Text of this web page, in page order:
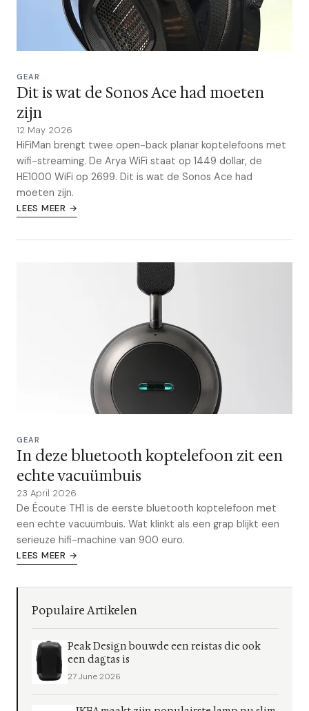
GEAR
Dit is wat de Sonos Ace had moeten
zijn
12 May 2026
HiFiMan brengt twee open-back planar koptelefoons met
wifi-streaming. De Arya WiFi staat op 1449 dollar, de
HE1000 WiFi op 2699. Dit is wat de Sonos Ace had
moeten zijn.
LEES MEER →
GEAR
In deze bluetooth koptelefoon zit een
echte vacuümbuis
23 April 2026
De Écoute TH1 is de eerste bluetooth koptelefoon met
een echte vacuümbuis. Wat klinkt als een grap blijkt een
serieuze hifi-machine van 900 euro.
LEES MEER →
Populaire Artikelen
Peak Design bouwde een reistas die ook
een dagtas is
27 June 2026